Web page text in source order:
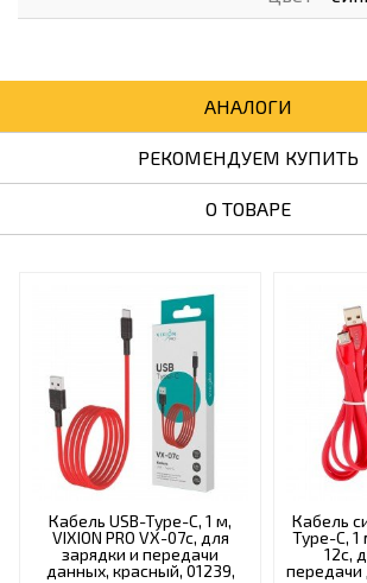
АНАЛОГИ
РЕКОМЕНДУЕМ КУПИТЬ
О ТОВАРЕ
Кабель USB-Type-C, 1 м,
VIXION PRO VX-07c, для
зарядки и передачи
данных, красный, 01239,
Кабель
Type-C, 1
12c,
передачи